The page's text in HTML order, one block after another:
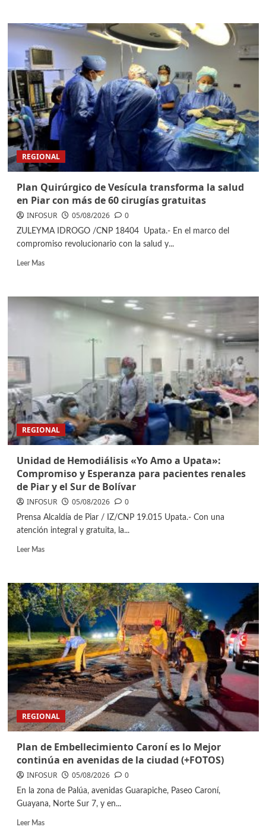
REGIONAL
Plan Quirúrgico de Vesícula transforma la salud
en Piar con más de 60 cirugías gratuitas
INFOSUR 05/08/2026 0
ZULEYMA IDROGO /CNP 18404 ​Upata.- En el marco del
compromiso revolucionario con la salud y...
Leer Mas
REGIONAL
Unidad de Hemodiálisis «Yo Amo a Upata»:
Compromiso y Esperanza para pacientes renales
de Piar y el Sur de Bolívar
INFOSUR 05/08/2026 0
Prensa Alcaldía de Piar / IZ/CNP 19.015 ​Upata.- Con una
atención integral y gratuita, la...
Leer Mas
REGIONAL
Plan de Embellecimiento Caroní es lo Mejor
continúa en avenidas de la ciudad (+FOTOS)
INFOSUR 05/08/2026 0
En la zona de Palúa, avenidas Guarapiche, Paseo Caroní,
Guayana, Norte Sur 7, y en...
Leer Mas